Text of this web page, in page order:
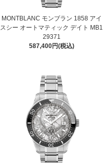
MONTBLANC モンブラン 1858 アイ
スシー オートマティック デイト MB1
29371
587,400円(税込)